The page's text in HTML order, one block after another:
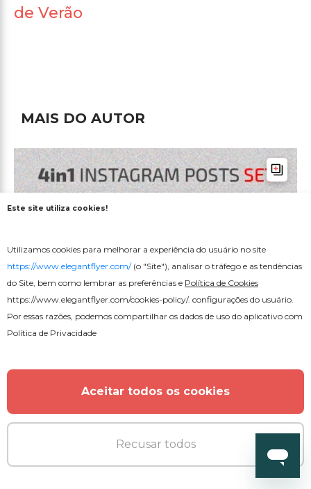
de Verão
MAIS DO AUTOR
Este site utiliza cookies!
Utilizamos cookies para melhorar a experiência do usuário no site
https://www.elegantflyer.com/(o "Site"), analisar o tráfego e as tendências
do Site, bem como lembrar as preferências e Política de Cookies
https://www.elegantflyer.com/cookies-policy/. configurações do usuário.
Por essas razões, podemos compartilhar os dados de uso do aplicativo com
Política de Privacidade
Aceitar todos os cookies
Recusar todos